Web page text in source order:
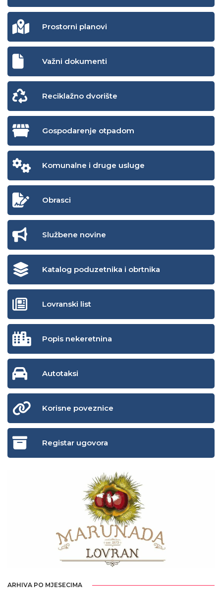
Prostorni planovi
Važni dokumenti
Reciklažno dvorište
Gospodarenje otpadom
Komunalne i druge usluge
Obrasci
Službene novine
Katalog poduzetnika i obrtnika
Lovranski list
Popis nekeretnina
Autotaksi
Korisne poveznice
Registar ugovora
ARHIVA PO MJESECIMA